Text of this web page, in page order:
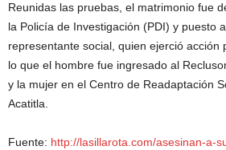
Reunidas las pruebas, el matrimonio fue
la Policía de Investigación (PDI) y puesto
representante social, quien ejerció acción
lo que el hombre fue ingresado al
y la mujer en el Centro de Readaptación
Acatitla.
Fuente: http://lasillarota.com/asesinan-a-